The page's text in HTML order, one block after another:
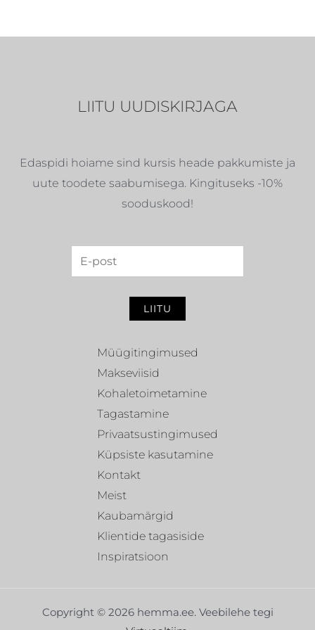
LIITU UUDISKIRJAGA
Edaspidi hoiame sind kursis heade pakkumiste ja
uute toodete saabumisega. Kingituseks -10%
sooduskood!
LIITU
Müügitingimused
Makseviisid
Kohaletoimetamine
Tagastamine
Privaatsustingimused
Küpsiste kasutamine
Kontakt
Meist
Kaubamärgid
Klientide tagasiside
Inspiratsioon
Copyright © 2026 hemma.ee. Veebilehe tegi